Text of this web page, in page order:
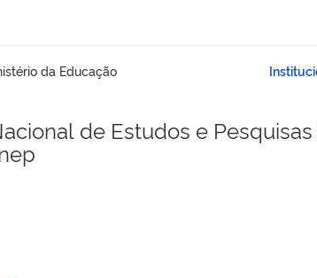
de navegaçãode Estudos e